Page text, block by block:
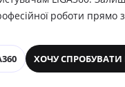
роботи прямо
ХОЧУ СПРОБУВАТИ